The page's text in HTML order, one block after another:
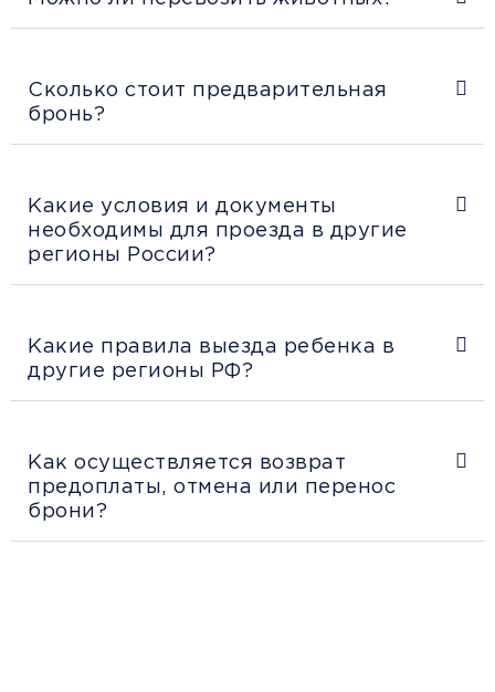
Сколько стоит предварительная
бронь?
Какие условия и документы
необходимы для проезда в другие
регионы России?
Какие правила выезда ребенка в
другие регионы РФ?
Как осуществляется возврат
предоплаты, отмена или перенос
брони?